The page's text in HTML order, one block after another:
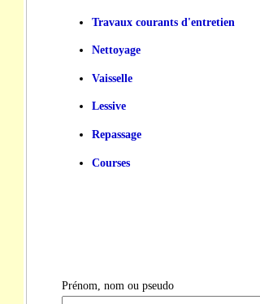
Travaux courants d'entretien
Nettoyage
Vaisselle
Lessive
Repassage
Courses
Prénom, nom ou pseudo